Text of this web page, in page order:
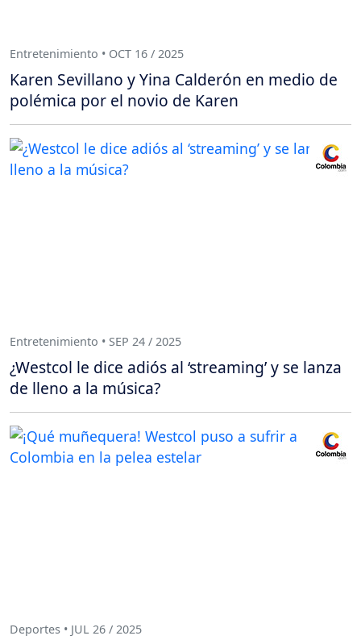
Entretenimiento • OCT 16 / 2025
Karen Sevillano y Yina Calderón en medio de
polémica por el novio de Karen
Entretenimiento • SEP 24 / 2025
¿Westcol le dice adiós al ‘streaming’ y se lanza
de lleno a la música?
Deportes • JUL 26 / 2025